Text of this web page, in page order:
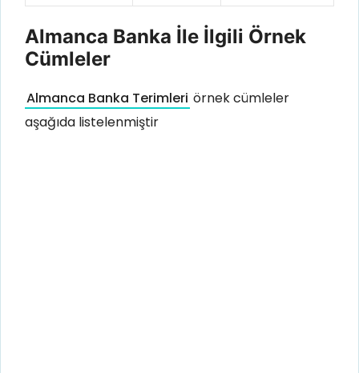
Almanca Banka İle İlgili Örnek
Cümleler
Almanca Banka Terimleri örnek cümleler
aşağıda listelenmiştir